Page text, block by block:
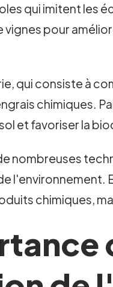
qui imitent les
vignes pour
qui consiste à
chimiques.
et favoriser la
nombreuses
l'environnement.
chimiques,